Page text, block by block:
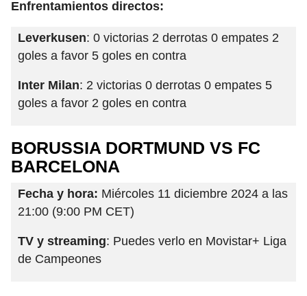
Enfrentamientos directos:
Leverkusen: 0 victorias 2 derrotas 0 empates 2
goles a favor 5 goles en contra
Inter Milan: 2 victorias 0 derrotas 0 empates 5
goles a favor 2 goles en contra
BORUSSIA DORTMUND VS FC
BARCELONA
Fecha y hora: Miércoles 11 diciembre 2024 a las
21:00 (9:00 PM CET)
TV y streaming: Puedes verlo en Movistar+ Liga
de Campeones